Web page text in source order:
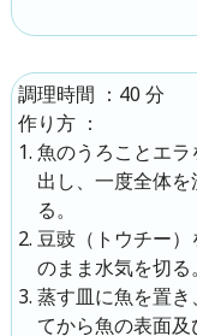
調理時間 ： 40 分
作り方
：
魚のうろことエ
出し、一度全体
る。
豆豉（トウチー
のまま水気を切る。
蒸す皿に魚を置
てから魚の表面